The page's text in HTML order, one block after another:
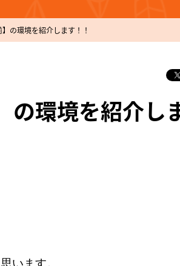
の環境を紹介します！！
の環境を紹介し
います。